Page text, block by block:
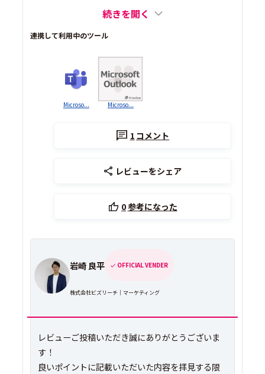
続きを開く
連携して利用中のツール
Microso... Microso...
1 コメント
レビューをシェア
0参考になった
岩崎 良平 OFFICIAL VENDER
株式会社ビズリーチ｜マーケティング
レビューご投稿いただき誠にありがとうございま
す！
良いポイントに記載いただいた内容を拝見する限